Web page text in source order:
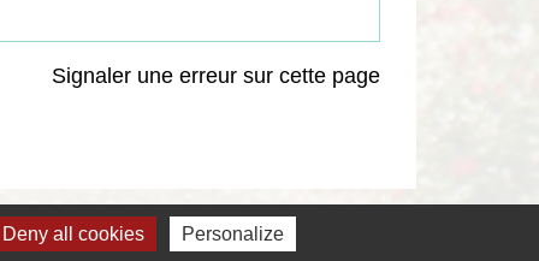
Signaler une erreur sur cette page
Deny all cookies Personalize